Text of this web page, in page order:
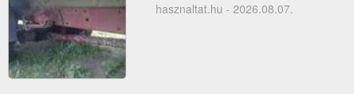
hasznaltat.hu - 2026.08.07.